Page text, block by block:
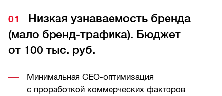
Низкая узнаваемость бренда
(мало бренд-трафика). Бюджет
от 100 тыс. руб.
Минимальная СЕО-оптимизация
с проработкой коммерческих факторов